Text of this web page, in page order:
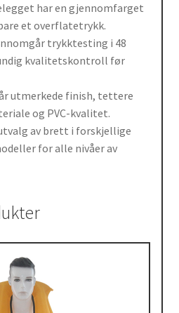
har en gjennomfarget
et overflatetrykk.
trykktesting i 48
kvalitetskontroll før
utmerkede finish, tettere
og PVC-kvalitet.
av brett i forskjellige
for alle nivåer av